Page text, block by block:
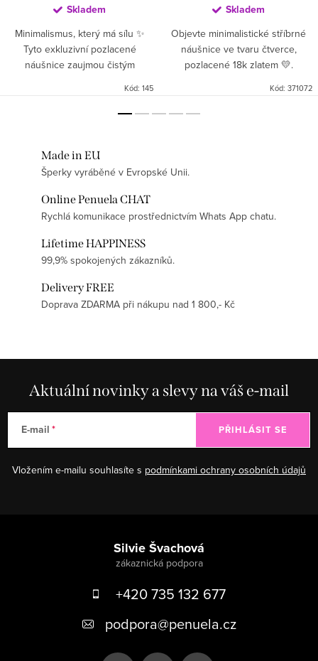
Skladem
Minimalismus, který má sílu ✨
Tyto exkluzivní pozlacené
náušnice zaujmou čistým
která se při pohybu elegantně
Kód: 145
Skladem
Objevte minimalistické stříbrné
náušnice ve tvaru čtverce,
pozlacené 18k zlatem 💛.
každodenní. Lehký, stylový a...
Kód: 371072
Made in EU
Šperky vyráběné v Evropské Unii.
Online Penuela CHAT
Rychlá komunikace prostřednictvím Whats App chatu.
Lifetime HAPPINESS
99,9% spokojených zákazníků.
Delivery FREE
Doprava ZDARMA při nákupu nad 1 800,- Kč
Aktuální novinky a slevy na váš e-mail
E-mail
Vložením e-mailu souhlasíte s podmínkami ochrany osobních údajů
PŘIHLÁSIT SE
Silvie Švachová
+420 735 132 677
podpora@penuela.cz